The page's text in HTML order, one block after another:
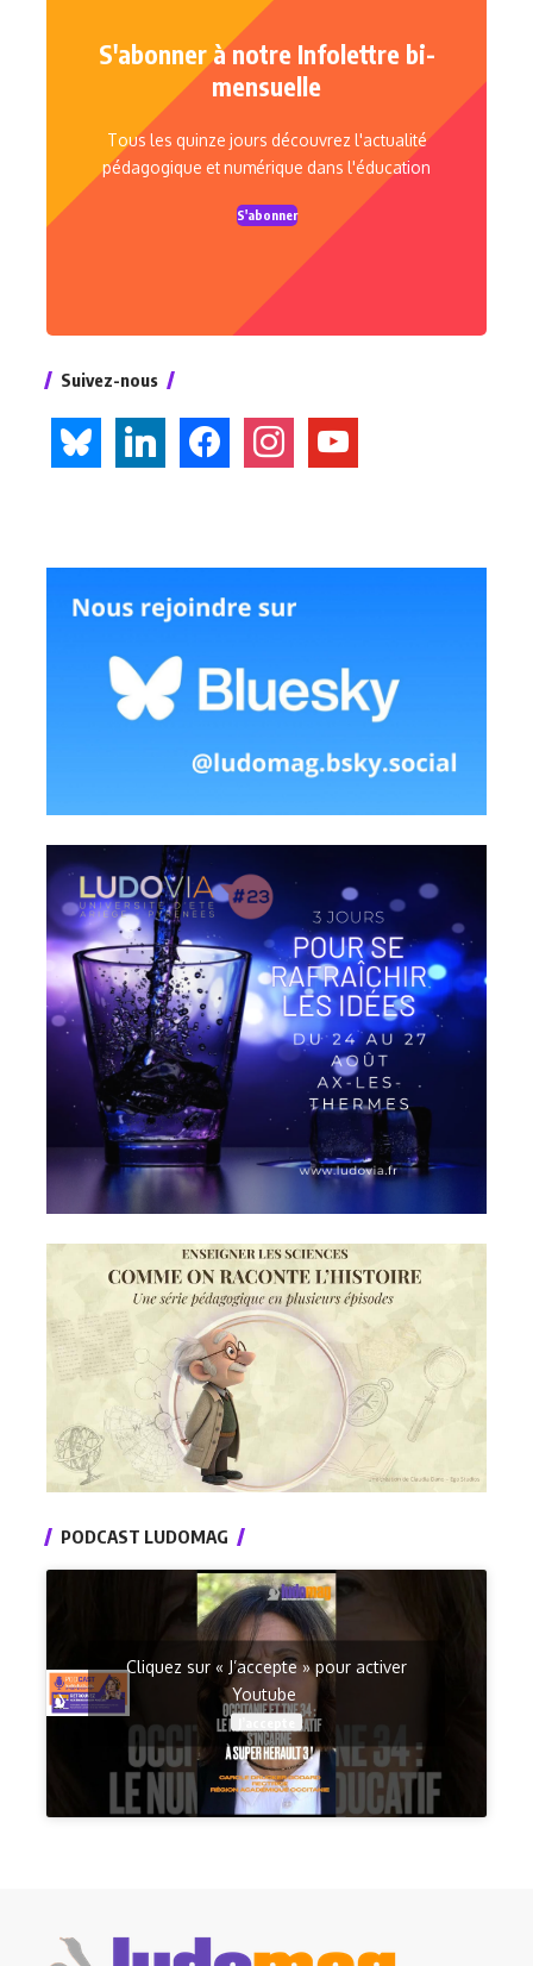
S'abonner à notre Infolettre bi-
mensuelle
Tous les quinze jours découvrez l'actualité
pédagogique et numérique dans l'éducation
S'abonner
Suivez-nous
PODCAST LUDOMAG
Cliquez sur « J’accepte » pour activer
Youtube